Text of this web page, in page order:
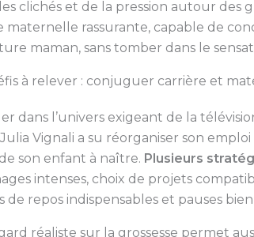
clichés et de la pression autour des
maternelle rassurante, capable de
maman, sans tomber dans le
à relever : conjuguer carrière et
dans l’univers exigeant de la
Vignali a su réorganiser son
son enfant à naître. Plusieurs
intenses, choix de projets
de repos indispensables et pauses
réaliste sur la grossesse permet